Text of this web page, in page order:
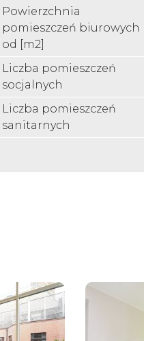
Powierzchnia
pomieszczeń biurowych
od [m2]
Liczba pomieszczeń
socjalnych
Liczba pomieszczeń
sanitarnych